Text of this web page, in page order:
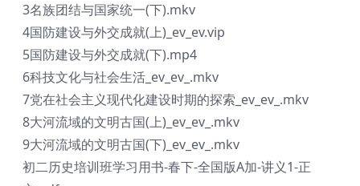
3名族团结与国家统一(下).mkv
4国防建设与外交成就(上)_ev_ev.vip
5国防建设与外交成就(下).mp4
6科技文化与社会生活_ev_ev_.mkv
7党在社会主义现代化建设时期的探索_ev_ev_.mkv
8大河流域的文明古国(上)_ev_ev_.mkv
9大河流域的文明古国(下)_ev_ev_.mkv
初二历史培训班学习用书-春下-全国版A加-讲义1-正